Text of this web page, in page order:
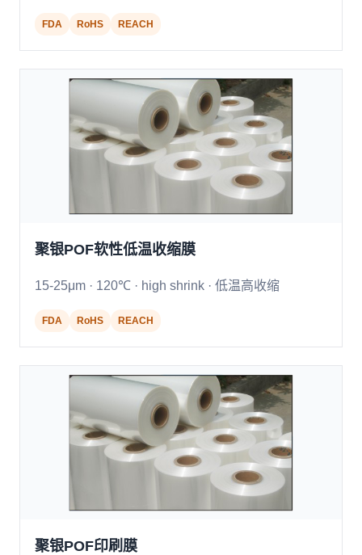
FDA RoHS REACH
聚银POF软性低温收缩膜
15-25μm · 120℃ · high shrink · 低温高收缩
FDA RoHS REACH
聚银POF印刷膜